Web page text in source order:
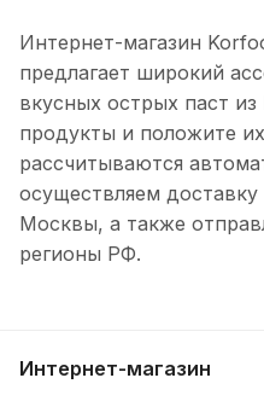
Интернет-магазин
предлагает широкий
вкусных острых паст
продукты и положите
рассчитываются
осуществляем
Москвы, а также
регионы РФ.
Интернет-магазин